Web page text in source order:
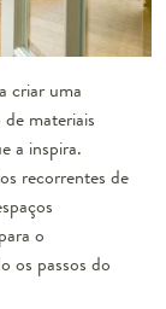
criar uma
materiais
a inspira.
recorrentes de
o
os passos do